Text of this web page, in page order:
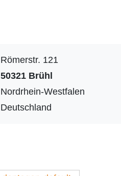
Römerstr. 121
50321 Brühl
Nordrhein-Westfalen
Deutschland